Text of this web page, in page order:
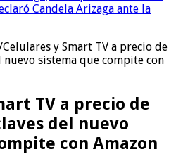
Candela Arizaga ante la
Celulares y Smart TV a precio de
nuevo sistema que compite con
TV a precio de
del nuevo
con Amazon